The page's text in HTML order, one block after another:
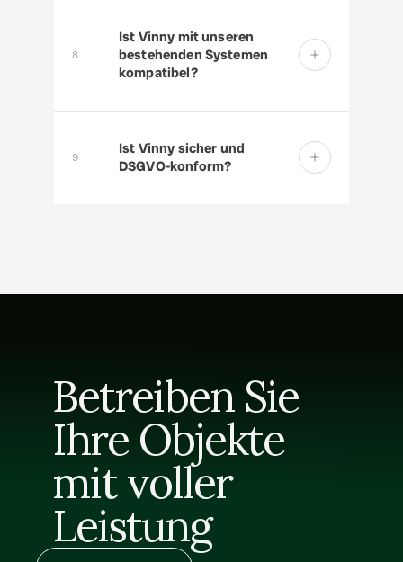
8
Ist Vinny mit unseren
bestehenden Systemen
kompatibel?
9
Ist Vinny sicher und
DSGVO-konform?
Betreiben Sie
Ihre Objekte
mit voller
Leistung